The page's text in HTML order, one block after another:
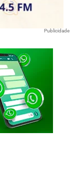
Publicidade